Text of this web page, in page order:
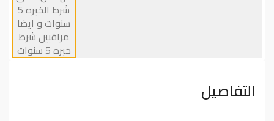
التفاصيل